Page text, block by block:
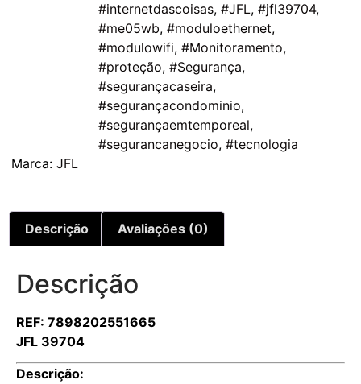
#internetdascoisas, #JFL, #jfl39704,
#me05wb, #moduloethernet,
#modulowifi, #Monitoramento,
#proteção, #Segurança,
#segurançacaseira,
#segurançacondominio,
#segurançaemtemporeal,
#segurancanegocio, #tecnologia
Marca: JFL
Descrição Avaliações (0)
Descrição
REF: 7898202551665
JFL 39704
Descrição: